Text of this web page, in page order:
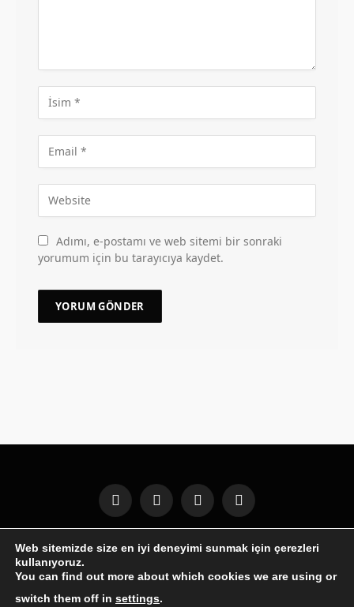
Adımı, e-postamı ve web sitemi bir sonraki
yorumum için bu tarayıcıya kaydet.
Facebook
X
(Twitter)
InstagramPinterest
GENEL WINDOWS ANDROID İPHONE
MOBIL
İNTERNET
İOS OYUNLAR BILGISAYAR
YAZILIM
ILETISIM
Web sitemizde size en iyi deneyimi sunmak için çerezleri
kullanıyoruz.
You can find out more about which cookies we are using or
switch them off in settings.